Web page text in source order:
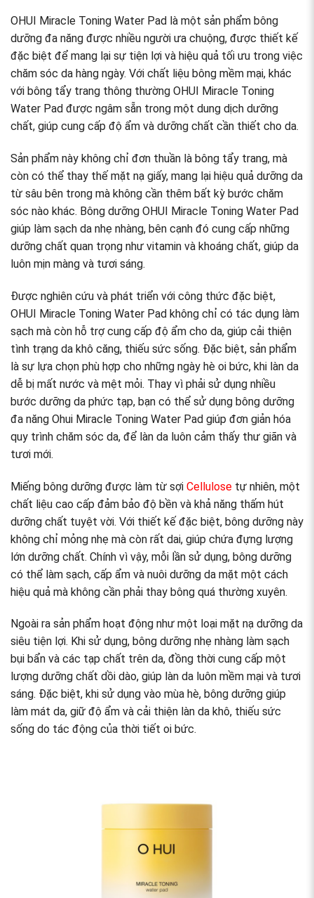
OHUI Miracle Toning Water Pad là một sản phẩm bông
dưỡng đa năng được nhiều người ưa chuộng, được thiết kế
đặc biệt để mang lại sự tiện lợi và hiệu quả tối ưu trong việc
chăm sóc da hàng ngày. Với chất liệu bông mềm mại, khác
với bông tẩy trang thông thường OHUI Miracle Toning
Water Pad được ngâm sẵn trong một dung dịch dưỡng
chất, giúp cung cấp độ ẩm và dưỡng chất cần thiết cho da.
Sản phẩm này không chỉ đơn thuần là bông tẩy trang, mà
còn có thể thay thế mặt nạ giấy, mang lại hiệu quả dưỡng da
từ sâu bên trong mà không cần thêm bất kỳ bước chăm
sóc nào khác. Bông dưỡng OHUI Miracle Toning Water Pad
giúp làm sạch da nhẹ nhàng, bên cạnh đó cung cấp những
dưỡng chất quan trọng như vitamin và khoáng chất, giúp da
luôn mịn màng và tươi sáng.
Được nghiên cứu và phát triển với công thức đặc biệt,
OHUI Miracle Toning Water Pad không chỉ có tác dụng làm
sạch mà còn hỗ trợ cung cấp độ ẩm cho da, giúp cải thiện
tình trạng da khô căng, thiếu sức sống. Đặc biệt, sản phẩm
là sự lựa chọn phù hợp cho những ngày hè oi bức, khi làn da
dễ bị mất nước và mệt mỏi. Thay vì phải sử dụng nhiều
bước dưỡng da phức tạp, bạn có thể sử dụng bông dưỡng
đa năng Ohui Miracle Toning Water Pad giúp đơn giản hóa
quy trình chăm sóc da, để làn da luôn cảm thấy thư giãn và
tươi mới.
Miếng bông dưỡng được làm từ sợi Cellulose tự nhiên, một
chất liệu cao cấp đảm bảo độ bền và khả năng thấm hút
dưỡng chất tuyệt vời. Với thiết kế đặc biệt, bông dưỡng này
không chỉ mỏng nhẹ mà còn rất dai, giúp chứa đựng lượng
lớn dưỡng chất. Chính vì vậy, mỗi lần sử dụng, bông dưỡng
có thể làm sạch, cấp ẩm và nuôi dưỡng da mặt một cách
hiệu quả mà không cần phải thay bông quá thường xuyên.
Ngoài ra sản phẩm hoạt động như một loại mặt nạ dưỡng da
siêu tiện lợi. Khi sử dụng, bông dưỡng nhẹ nhàng làm sạch
bụi bẩn và các tạp chất trên da, đồng thời cung cấp một
lượng dưỡng chất dồi dào, giúp làn da luôn mềm mại và tươi
sáng. Đặc biệt, khi sử dụng vào mùa hè, bông dưỡng giúp
làm mát da, giữ độ ẩm và cải thiện làn da khô, thiếu sức
sống do tác động của thời tiết oi bức.